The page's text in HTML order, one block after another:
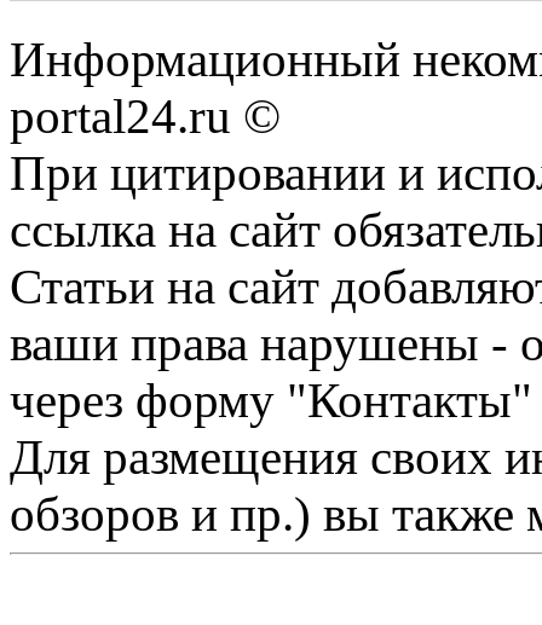
Информационный
portal24.ru ©
При цитировании и
ссылка на сайт
Статьи на сайт
ваши права нарушены -
через форму "Контакты"
Для размещения своих
обзоров и пр.) вы также